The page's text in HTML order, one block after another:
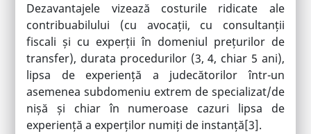
Dezavantajele vizează costurile ridicate ale
contribuabilului (cu avocații, cu consultanții
fiscali și cu experții în domeniul prețurilor de
transfer), durata procedurilor (3, 4, chiar 5 ani),
lipsa de experiență a judecătorilor într-un
asemenea subdomeniu extrem de specializat/de
nișă și chiar în numeroase cazuri lipsa de
experiență a experților numiți de instanță[3].